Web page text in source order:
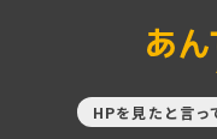
HPを見たと言っ